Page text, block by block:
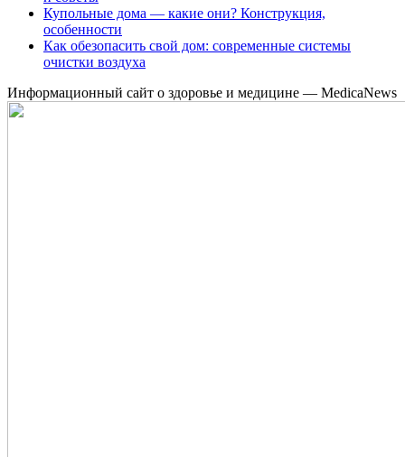
Купольные дома — какие они? Конструкция,
особенности
Как обезопасить свой дом: современные системы
очистки воздуха
Информационный сайт о здоровье и медицине — MedicaNews